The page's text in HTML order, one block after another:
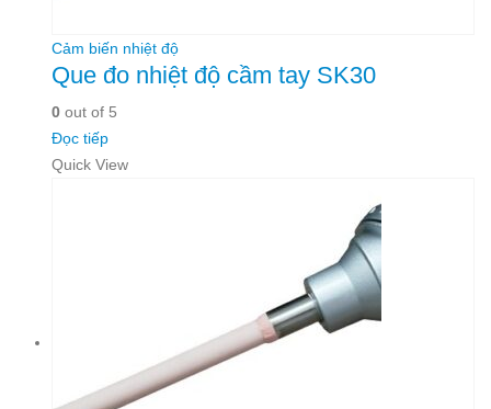
Cảm biến nhiệt độ
Que đo nhiệt độ cầm tay SK30
0 out of 5
Đọc tiếp
Quick View